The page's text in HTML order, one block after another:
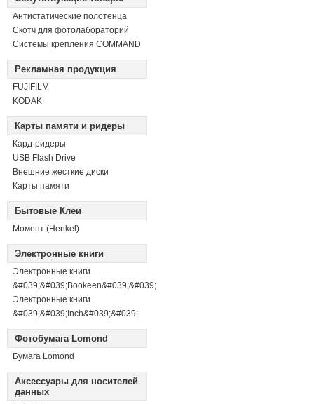
Антистатические полотенца
Скотч для фотолабораторий
Системы крепления COMMAND
Рекламная продукция
FUJIFILM
KODAK
Карты памяти и ридеры
Кард-ридеры
USB Flash Drive
Внешние жесткие диски
Карты памяти
Бытовые Клеи
Момент (Henkel)
Электронные книги
Электронные книги
&#039;&#039;Bookeen&#039;&#039;
Электронные книги
&#039;&#039;Inch&#039;&#039;
Фотобумага Lomond
Бумага Lomond
Аксессуары для носителей
данных